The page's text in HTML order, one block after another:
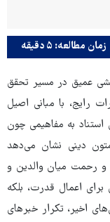
زمان مطالعه: ۵ دقیقه
عمیق در مسیر تحقق
رایج، با مبانی اصیل
به مفاهیمی چون
متون دینی نشان می‌دهد
و رحمت میان والدین و
برای اعمال قدرت، بلکه
اخیر، تکرار خبرهای